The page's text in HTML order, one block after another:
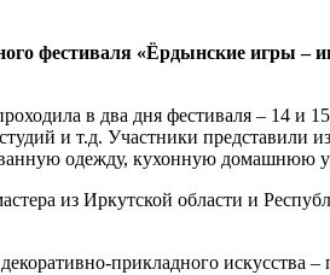
фестиваля «Ёрдынские игры –
в два дня фестиваля – 14
и т.д. Участники
одежду, кухонную домашнюю
из Иркутской области и
прикладного